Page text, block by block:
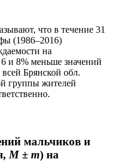
что в течение 31
(1986–2016)
на
и 8% меньше значений
Брянской обл.
группы жителей
мальчиков и
M ± m) на